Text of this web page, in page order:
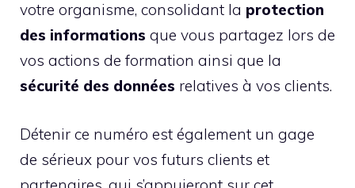
votre organisme, consolidant la protection
des informations que vous partagez lors de
vos actions de formation ainsi que la
sécurité des données relatives à vos clients.
Détenir ce numéro est également un gage
de sérieux pour vos futurs clients et